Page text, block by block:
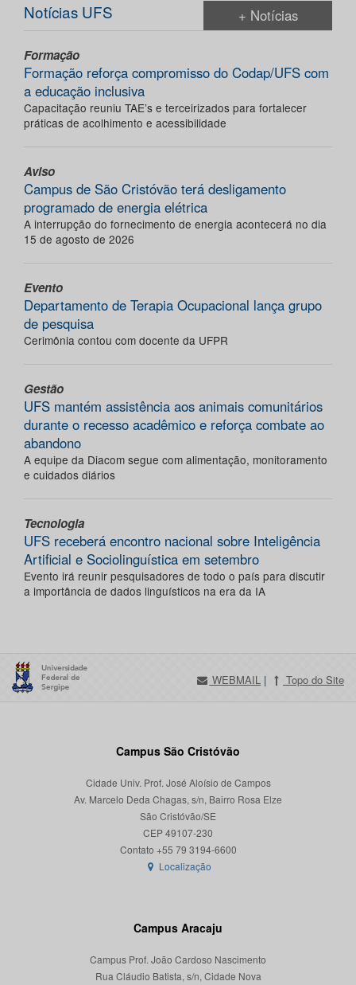
Notícias UFS + Notícias
Formação
Formação reforça compromisso do Codap/UFS com
a educação inclusiva
Capacitação reuniu TAE’s e terceirizados para fortalecer
práticas de acolhimento e acessibilidade
Aviso
Campus de São Cristóvão terá desligamento
programado de energia elétrica
A interrupção do fornecimento de energia acontecerá no dia
15 de agosto de 2026
Evento
Departamento de Terapia Ocupacional lança grupo
de pesquisa
Cerimônia contou com docente da UFPR
Gestão
UFS mantém assistência aos animais comunitários
durante o recesso acadêmico e reforça combate ao
abandono
A equipe da Diacom segue com alimentação, monitoramento
e cuidados diários
Tecnologia
UFS receberá encontro nacional sobre Inteligência
Artificial e Sociolinguística em setembro
Evento irá reunir pesquisadores de todo o país para discutir
a importância de dados linguísticos na era da IA
WEBMAIL | Topo do Site
Campus São Cristóvão
Cidade Univ. Prof. José Aloísio de Campos
Av. Marcelo Deda Chagas, s/n, Bairro Rosa Elze
São Cristóvão/SE
CEP 49107-230
Localização
Campus Aracaju
Campus Prof. João Cardoso Nascimento
Rua Cláudio Batista, s/n, Cidade Nova